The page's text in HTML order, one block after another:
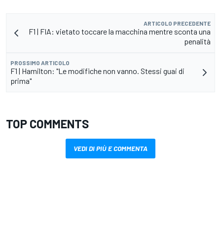
ARTICOLO PRECEDENTE
F1 | FIA: vietato toccare la macchina mentre sconta una
penalità
PROSSIMO ARTICOLO
F1 | Hamilton: "Le modifiche non vanno. Stessi guai di
prima"
TOP COMMENTS
VEDI DI PIÙ E COMMENTA